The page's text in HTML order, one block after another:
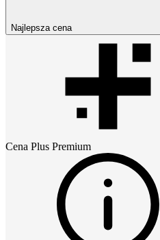
Najlepsza cena
Cena Plus Premium